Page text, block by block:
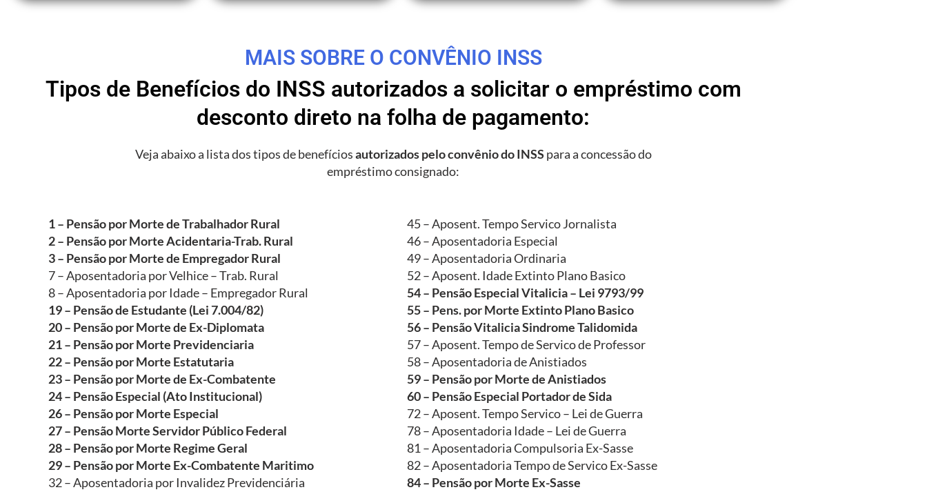
MAIS SOBRE O CONVÊNIO INSS
Tipos de Benefícios do INSS autorizados a solicitar o empréstimo com
desconto direto na folha de pagamento:
Veja abaixo a lista dos tipos de benefíciosautorizados pelo convênio do INSS para a concessão do
empréstimo consignado:
1 – Pensão por Morte de Trabalhador Rural
2 – Pensão por Morte Acidentaria-Trab. Rural
3 – Pensão por Morte de Empregador Rural
7 – Aposentadoria por Velhice – Trab. Rural
8 – Aposentadoria por Idade – Empregador Rural
19 – Pensão de Estudante (Lei 7.004/82)
20 – Pensão por Morte de Ex-Diplomata
21 – Pensão por Morte Previdenciaria
22 – Pensão por Morte Estatutaria
23 – Pensão por Morte de Ex-Combatente
24 – Pensão Especial (Ato Institucional)
26 – Pensão por Morte Especial
27 – Pensão Morte Servidor Público Federal
28 – Pensão por Morte Regime Geral
29 – Pensão por Morte Ex-Combatente Maritimo
32 – Aposentadoria por Invalidez Previdenciária
45 – Aposent. Tempo Servico Jornalista
46 – Aposentadoria Especial
49 – Aposentadoria Ordinaria
52 – Aposent. Idade Extinto Plano Basico
54 – Pensão Especial Vitalicia – Lei 9793/99
55 – Pens. por Morte Extinto Plano Basico
56 – Pensão Vitalicia Sindrome Talidomida
57 – Aposent. Tempo de Servico de Professor
58 – Aposentadoria de Anistiados
59 – Pensão por Morte de Anistiados
60 – Pensão Especial Portador de Sida
72 – Aposent. Tempo Servico – Lei de Guerra
78 – Aposentadoria Idade – Lei de Guerra
81 – Aposentadoria Compulsoria Ex-Sasse
82 – Aposentadoria Tempo de Servico Ex-Sasse
84 – Pensão por Morte Ex-Sasse